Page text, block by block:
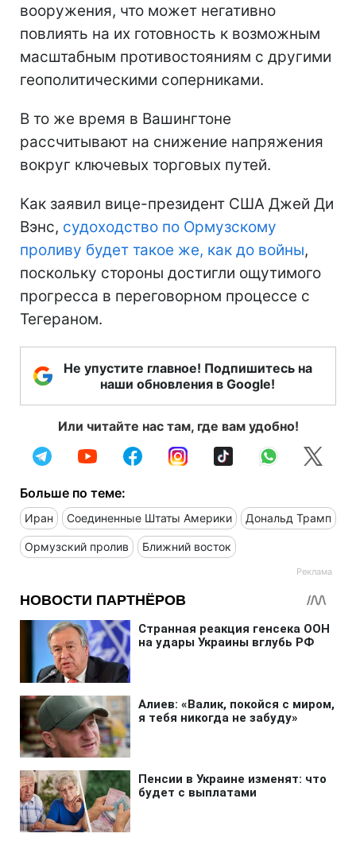
вооружения, что может негативно
повлиять на их готовность к возможным
масштабным противостояниям с другими
геополитическими соперниками.
В то же время в Вашингтоне
рассчитывают на снижение напряжения
вокруг ключевых торговых путей.
Как заявил вице-президент США Джей Ди
Вэнс, судоходство по Ормузскому
проливу будет такое же, как до войны,
поскольку стороны достигли ощутимого
прогресса в переговорном процессе с
Тегераном.
Не упустите главное! Подпишитесь на
наши обновления в Google!
Или читайте нас там, где вам удобно!
Больше по теме:
Иран Соединенные Штаты Америки Дональд Трамп
Ормузский пролив Ближний восток